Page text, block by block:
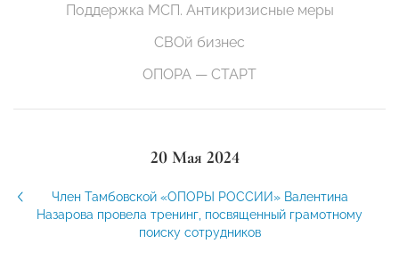
Поддержка МСП. Антикризисные меры
СВОй бизнес
ОПОРА — СТАРТ
20 Мая 2024
Член Тамбовской «ОПОРЫ РОССИИ» Валентина
Назарова провела тренинг, посвященный грамотному
поиску сотрудников